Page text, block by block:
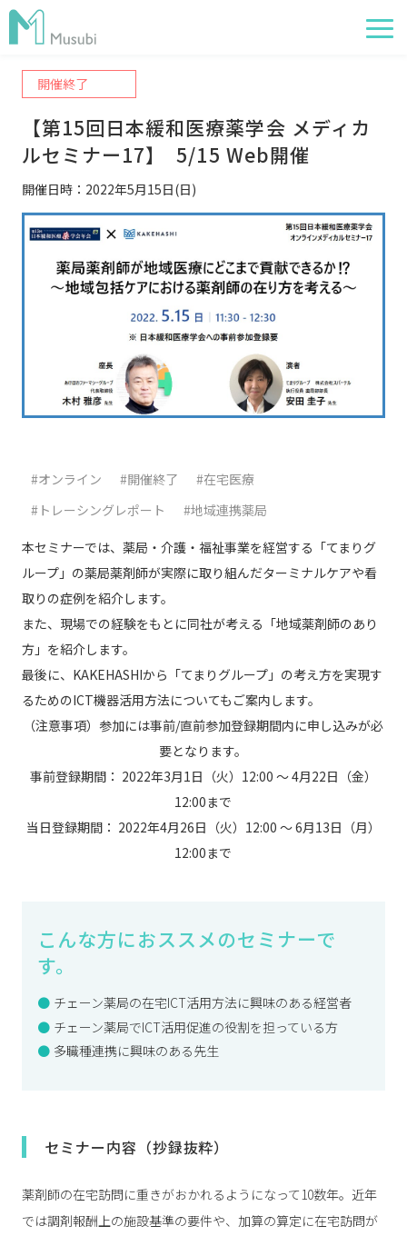
電子薬歴
服薬フォロー
経営管理
事例
サポート・価格
開催終了
【第15回日本緩和医療薬学会 メディカ
ルセミナー17】  5/15 Web開催
開催日時：2022年5月15日(日)
#オンライン #開催終了
#在宅医療
#トレーシングレポート
#地域連携薬局
本セミナーでは、薬局・介護・福祉事業を経営する「てまりグ
ループ」の薬局薬剤師が実際に取り組んだターミナルケアや看
取りの症例を紹介します。
また、現場での経験をもとに同社が考える「地域薬剤師のあり
方」を紹介します。
最後に、KAKEHASHIから「てまりグループ」の考え方を実現す
るためのICT機器活用方法についてもご案内します。
（注意事項）参加には事前/直前参加登録期間内に申し込みが必
要となります。
事前登録期間： 2022年3月1日（火）12:00 ～ 4月22日（金）
12:00まで
当日登録期間： 2022年4月26日（火）12:00 ～ 6月13日（月）
12:00まで
こんな方におススメのセミナーで
す。
チェーン薬局の在宅ICT活用方法に興味のある経営者
チェーン薬局でICT活用促進の役割を担っている方
多職種連携に興味のある先生
セミナー内容（抄録抜粋）
薬剤師の在宅訪問に重きがおかれるようになって10数年。近年
では調剤報酬上の施設基準の要件や、加算の算定に在宅訪問が